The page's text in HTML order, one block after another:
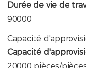
Durée de vie de
90000
Capacité
Capacité
20000 pièces/